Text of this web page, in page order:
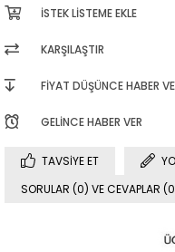
İSTEK LISTEME EKLE
KARŞILAŞTIR
FIYAT DÜŞÜNCE HABER
GELINCE HABER VER
TAVSIYE ET
SORULAR (0) VE CEVAPLAR